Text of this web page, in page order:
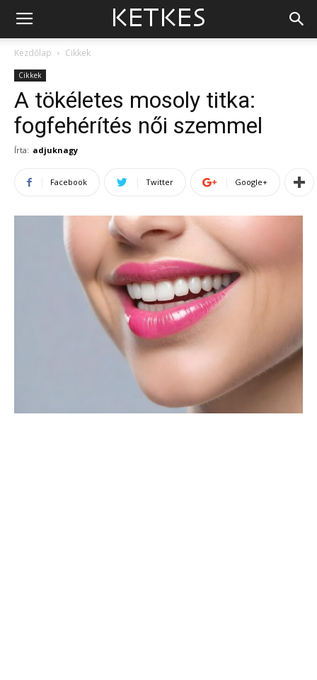
Kezdőlap Cikkek
Cikkek
A tökéletes mosoly titka:
fogfehérítés női szemmel
Írta: adjuknagy
Facebook Twitter Google+